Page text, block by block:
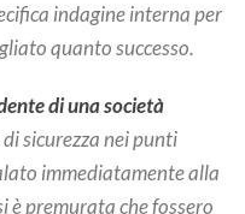
indagine interna per
quanto successo.
di una società
sicurezza nei punti
immediatamente alla
è premurata che fossero